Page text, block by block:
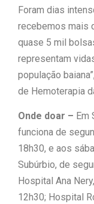
Foram dias
recebemos mais
quase 5 mil
representam
população
de Hemoterapia
Onde doar – Em
funciona de
18h30, e aos
Subúrbio, de
Hospital Ana
12h30; Hospital